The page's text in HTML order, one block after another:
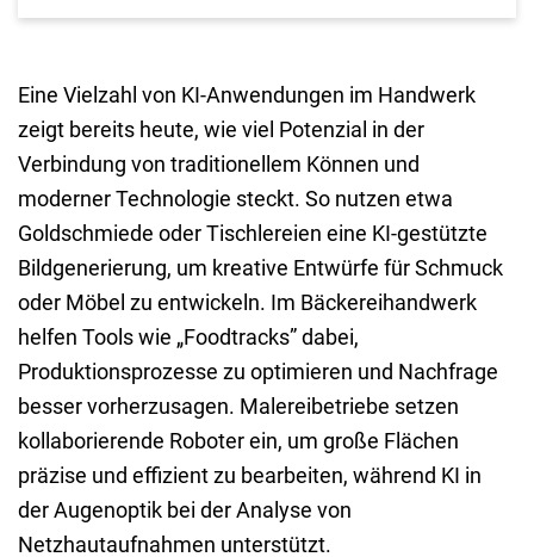
Eine Vielzahl von KI-Anwendungen im Handwerk
zeigt bereits heute, wie viel Potenzial in der
Verbindung von traditionellem Können und
moderner Technologie steckt. So nutzen etwa
Goldschmiede oder Tischlereien eine KI-gestützte
Bildgenerierung, um kreative Entwürfe für Schmuck
oder Möbel zu entwickeln. Im Bäckereihandwerk
helfen Tools wie „Foodtracks” dabei,
Produktionsprozesse zu optimieren und Nachfrage
besser vorherzusagen. Malereibetriebe setzen
kollaborierende Roboter ein, um große Flächen
präzise und effizient zu bearbeiten, während KI in
der Augenoptik bei der Analyse von
Netzhautaufnahmen unterstützt.